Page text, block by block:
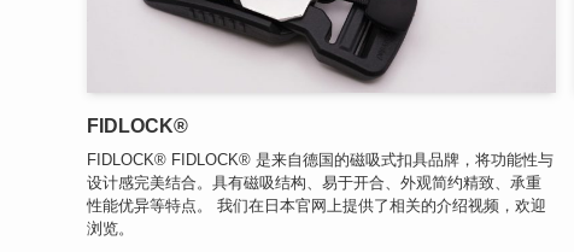
FIDLOCK®
FIDLOCK® FIDLOCK® 是来自德国的磁吸式扣具品牌，将功能性与
设计感完美结合。具有磁吸结构、易于开合、外观简约精致、承重
性能优异等特点。 我们在日本官网上提供了相关的介绍视频，欢迎
浏览。